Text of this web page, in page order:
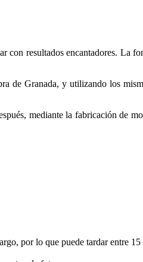
resultados encantadores. La
Granada, y utilizando los
mediante la fabricación de
por lo que puede tardar entre